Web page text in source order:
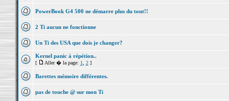
PowerBook G4 500 ne démarre plus du tout!!
2 Ti aucun ne fonctionne
Un Ti des USA que dois je changer?
Kernel panic à répétion..
[ Aller � la page: 1 2]
Barettes mémoire différentes.
pas de touche @ sur mon Ti